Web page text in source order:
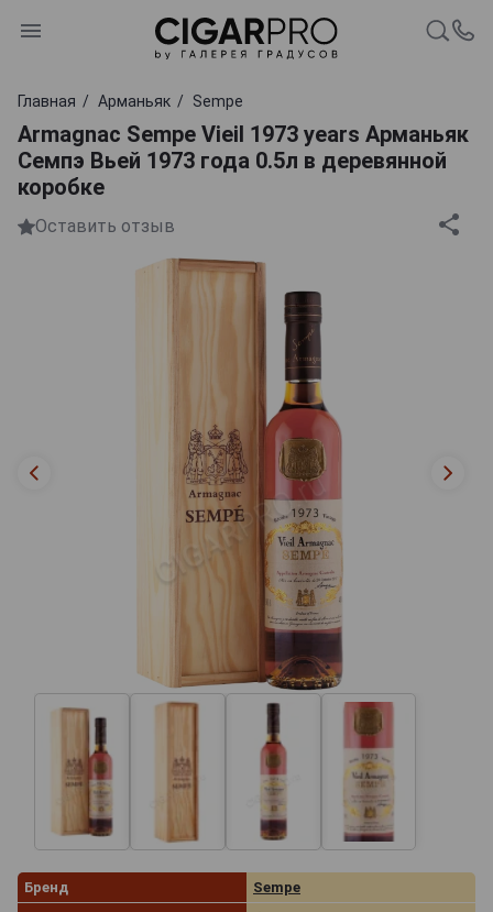
Главная Арманьяк Sempe
Armagnac Sempe Vieil 1973 years Арманьяк
Семпэ Вьей 1973 года 0.5л в деревянной
коробке
Оставить отзыв
Бренд
Sempe